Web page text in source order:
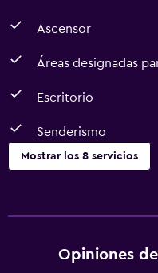
Ascensor
Áreas designadas
Escritorio
Senderismo
Mostrar los 8 servicios
Ascensor
Opiniones